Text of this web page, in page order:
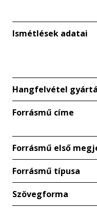
Ismétlések adatai
Hangfelvétel
Forrásmű címe
Forrásmű első
Forrásmű típusa
Szövegforma